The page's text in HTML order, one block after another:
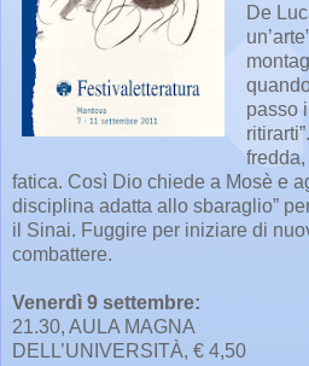
De
passo
fatica. Così Dio chiede a Mosè e
disciplina adatta allo sbaraglio”
il Sinai. Fuggire per iniziare di
combattere.
Venerdì 9 settembre:
21.30, AULA MAGNA
DELL’UNIVERSITÀ, € 4,50